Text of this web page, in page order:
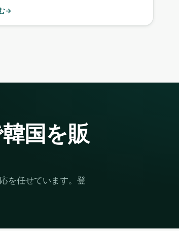
→
国を販
を任せています。登